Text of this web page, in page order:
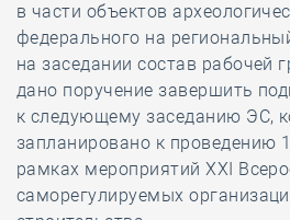
в части объектов
федерального на
на заседании состав рабочей
дано поручение завершить
к следующему заседанию ЭС,
запланировано к проведению
рамках мероприятий XXI
саморегулируемых